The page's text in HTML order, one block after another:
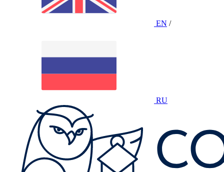
EN /
RU